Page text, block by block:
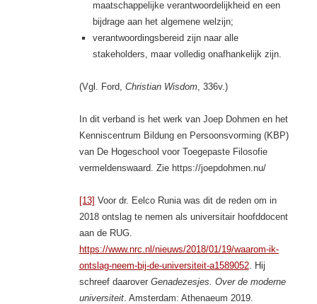
maatschappelijke verantwoordelijkheid en een
bijdrage aan het algemene welzijn;
verantwoordingsbereid zijn naar alle
stakeholders, maar volledig onafhankelijk zijn.
(Vgl. Ford, Christian Wisdom, 336v.)
In dit verband is het werk van Joep Dohmen en het
Kenniscentrum Bildung en Persoonsvorming (KBP)
van De Hogeschool voor Toegepaste Filosofie
vermeldenswaard. Zie https://joepdohmen.nu/
[13] Voor dr. Eelco Runia was dit de reden om in
2018 ontslag te nemen als universitair hoofddocent
aan de RUG.
https://www.nrc.nl/nieuws/2018/01/19/waarom-ik-
ontslag-neem-bij-de-universiteit-a1589052. Hij
schreef daarover Genadezesjes. Over de moderne
universiteit. Amsterdam: Athenaeum 2019.